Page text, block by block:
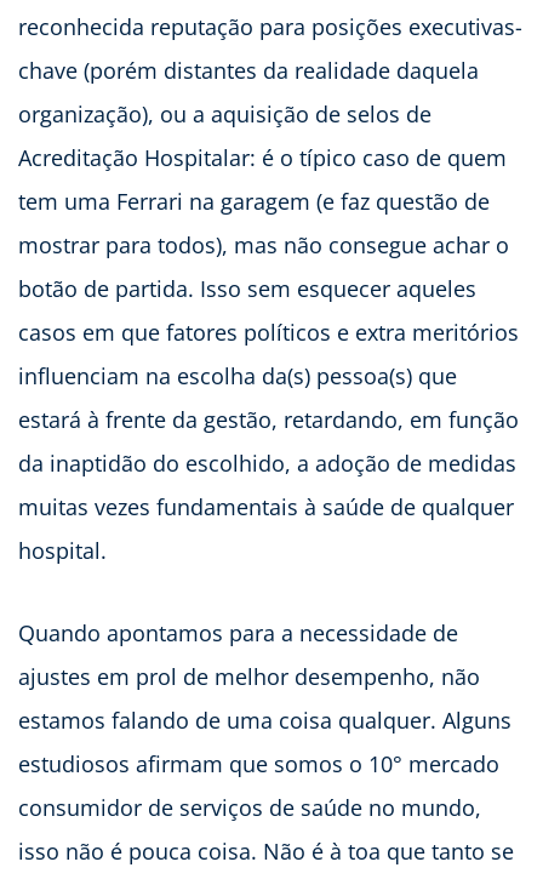
reconhecida reputação para posições executivas-
chave (porém distantes da realidade daquela
organização), ou a aquisição de selos de
Acreditação Hospitalar: é o típico caso de quem
tem uma Ferrari na garagem (e faz questão de
mostrar para todos), mas não consegue achar o
botão de partida. Isso sem esquecer aqueles
casos em que fatores políticos e extra meritórios
influenciam na escolha da(s) pessoa(s) que
estará à frente da gestão, retardando, em função
da inaptidão do escolhido, a adoção de medidas
muitas vezes fundamentais à saúde de qualquer
hospital.
Quando apontamos para a necessidade de
ajustes em prol de melhor desempenho, não
estamos falando de uma coisa qualquer. Alguns
estudiosos afirmam que somos o 10° mercado
consumidor de serviços de saúde no mundo,
isso não é pouca coisa. Não é à toa que tanto se